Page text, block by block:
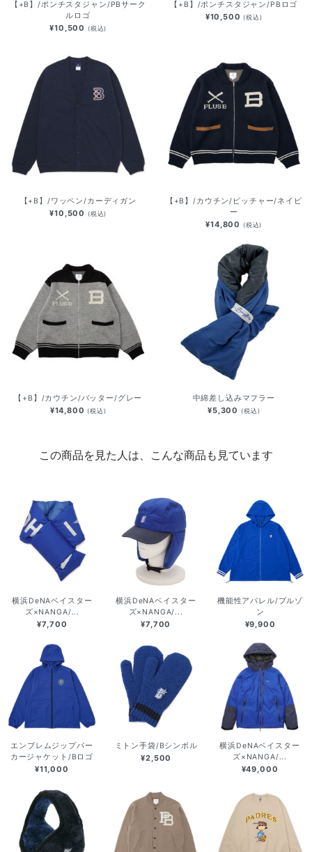
【+B】/ポンチスタジャン/PBサーク
ルロゴ
¥10,500 (税込)
【+B】/ポンチスタジャン/PBロゴ
¥10,500 (税込)
【+B】/ワッペン/カーディガン
¥10,500 (税込)
【+B】/カウチン/ピッチャー/ネイビ
ー
¥14,800 (税込)
【+B】/カウチン/バッター/グレー
¥14,800 (税込)
中綿差し込みマフラー
¥5,300 (税込)
この商品を見た人は、こんな商品も見ています
横浜DeNAベイスター
ズ×NANGA/...
¥7,700
横浜DeNAベイスター
ズ×NANGA/...
¥7,700
機能性アパレル/ブルゾ
ン
¥9,900
エンブレムジップパー
カージャケット/Bロゴ
¥11,000
ミトン手袋/Bシンボル
¥2,500
横浜DeNAベイスター
ズ×NANGA/...
¥49,000